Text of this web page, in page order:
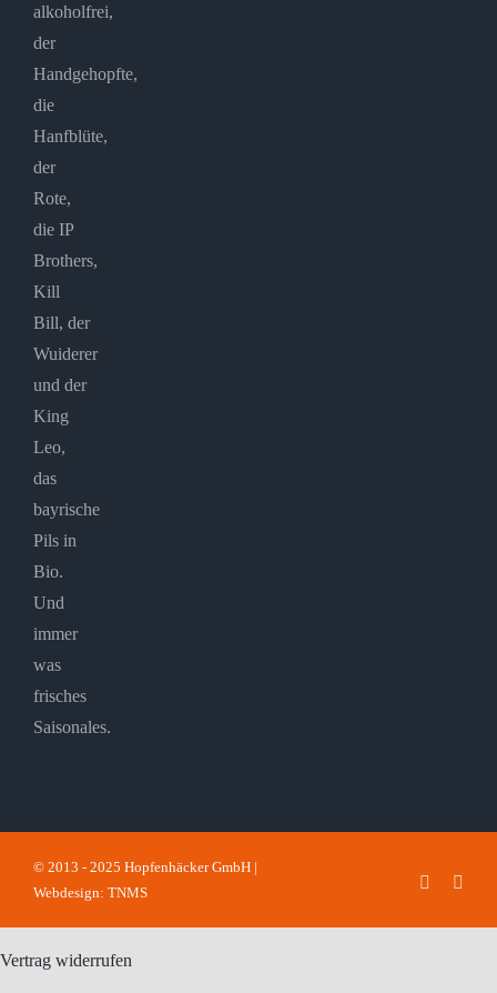
alkoholfrei,
der
Handgehopfte,
die
Hanfblüte,
der
Rote,
die IP
Brothers,
Kill
Bill, der
Wuiderer
und der
King
Leo,
das
bayrische
Pils in
Bio.
Und
immer
was
frisches
Saisonales.
© 2013 - 2025 Hopfenhäcker GmbH |
Webdesign: TNMS
Facebook
Vertrag widerrufen